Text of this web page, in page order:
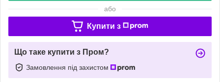
або
Купити з
Що таке купити з Пром?
Замовлення під захистом